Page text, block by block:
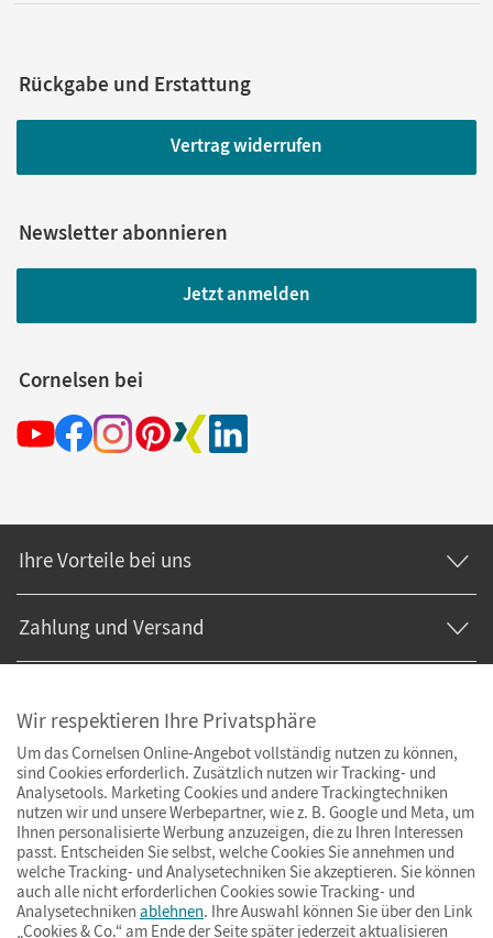
Rückgabe und Erstattung
Vertrag widerrufen
Newsletter abonnieren
Jetzt anmelden
Cornelsen bei
Ihre Vorteile bei uns
Zahlung und Versand
Wir respektieren Ihre Privatsphäre
Um das Cornelsen Online-Angebot vollständig nutzen zu können,
sind Cookies erforderlich. Zusätzlich nutzen wir Tracking- und
Analysetools. Marketing Cookies und andere Trackingtechniken
nutzen wir und unsere Werbepartner, wie z. B. Google und Meta, um
Ihnen personalisierte Werbung anzuzeigen, die zu Ihren Interessen
passt. Entscheiden Sie selbst, welche Cookies Sie annehmen und
welche Tracking- und Analysetechniken Sie akzeptieren. Sie können
auch alle nicht erforderlichen Cookies sowie Tracking- und
Analysetechniken ablehnen. Ihre Auswahl können Sie über den Link
„Cookies & Co.“ am Ende der Seite später jederzeit aktualisieren